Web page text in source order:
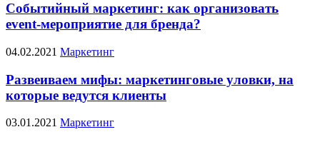
Событийный маркетинг: как организовать
event-мероприятие для бренда?
04.02.2021 Маркетинг
Развеиваем мифы: маркетинговые уловки, на
которые ведутся клиенты
03.01.2021 Маркетинг